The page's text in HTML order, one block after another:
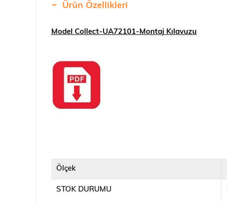
Ürün Özellikleri
Model Collect-UA72101-Montaj Kılavuzu
Ölçek
STOK DURUMU